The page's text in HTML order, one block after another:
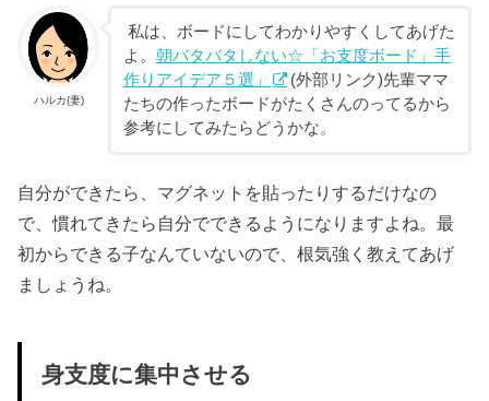
ハルカ(妻)
私は、ボードにしてわかりやすくしてあげた
よ。 朝バタバタしない☆「お支度ボード」手
作りアイデア５選」
(外部リンク)先輩ママ
たちの作ったボードがたくさんのってるから
参考にしてみたらどうかな。
自分ができたら、マグネットを貼ったりするだけなの
で、慣れてきたら自分でできるようになりますよね。最
初からできる子なんていないので、根気強く教えてあげ
ましょうね。
身支度に集中させる